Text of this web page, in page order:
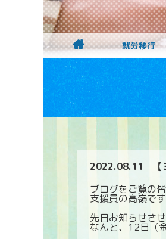
就労移行
2022.08.11
ブログをご覧の
支援員の高嶺です
先日お知らせさ